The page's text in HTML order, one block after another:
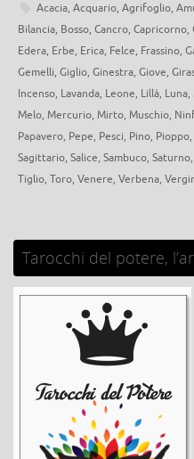
Acacia, Acquario, Agrifoglio,
Bilancia, Bosso, Cancro, Capricorno,
Edera, Erbe, Erica, Felce, Frassino,
Gemelli, Giglio, Ginestra, Giove,
Incenso, Lavanda, Leone, Lillà, Luna,
Melo, Mercurio, Mirto, Muschio,
Papavero, Pepe, Pesci, Pino, Pioppo,
Sagittario, Salice, Sambuco, Saturno,
Tiglio, Toro, Venere, Verbena,
Tarocchi del potere,